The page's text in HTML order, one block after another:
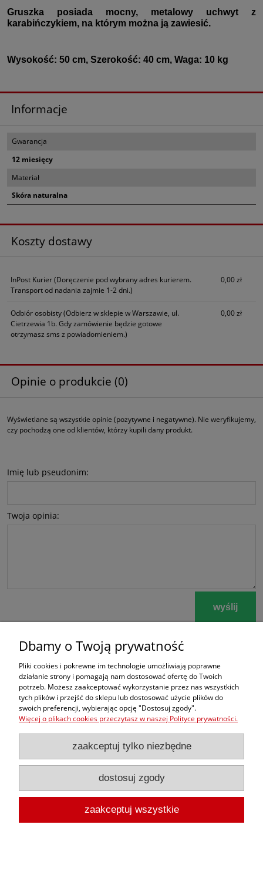
Gruszka posiada mocny, metalowy uchwyt z
karabińczykiem, na którym można ją zawiesić.
Wysokość: 50 cm, Szerokość: 40 cm, Waga: 10 kg
Informacje
Gwarancja
12 miesięcy
Materiał
Skóra naturalna
Koszty dostawy
InPost Kurier(Doręczenie pod wybrany adres kurierem.
Transport od nadania zajmie 1-2 dni.)
0,00 zł
Odbiór osobisty(Odbierz w sklepie w Warszawie, ul.
Cietrzewia 1b. Gdy zamówienie będzie gotowe
otrzymasz sms z powiadomieniem.)
0,00 zł
Opinie o produkcie (0)
Wyświetlane są wszystkie opinie (pozytywne i negatywne). Nie weryfikujemy,
czy pochodzą one od klientów, którzy kupili dany produkt.
Imię lub pseudonim:
Twoja opinia:
wyślij
Zamówienia
Moje konto
dobrekimona
Dbamy o Twoją prywatność
Pliki cookies i pokrewne im technologie umożliwiają poprawne
działanie strony i pomagają nam dostosować ofertę do Twoich
potrzeb. Możesz zaakceptować wykorzystanie przez nas wszystkich
tych plików i przejść do sklepu lub dostosować użycie plików do
swoich preferencji, wybierając opcję "Dostosuj zgody".
Więcej o plikach cookies przeczytasz w naszej Polityce prywatności.
zaakceptuj tylko niezbędne
dostosuj zgody
zaakceptuj wszystkie